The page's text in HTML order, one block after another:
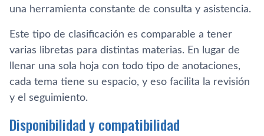
una herramienta constante de consulta y asistencia.
Este tipo de clasificación es comparable a tener
varias libretas para distintas materias. En lugar de
llenar una sola hoja con todo tipo de anotaciones,
cada tema tiene su espacio, y eso facilita la revisión
y el seguimiento.
Disponibilidad y compatibilidad